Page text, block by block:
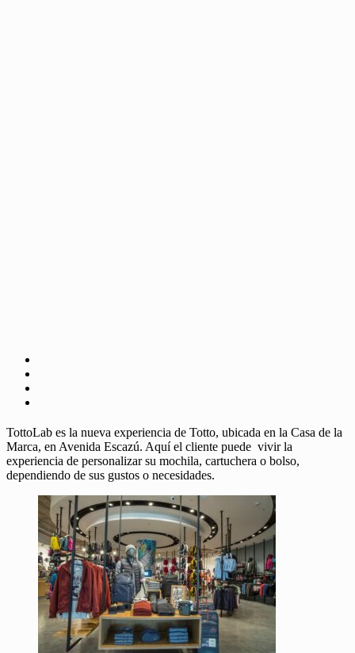
TottoLab es la nueva experiencia de Totto, ubicada en la Casa de la
Marca, en Avenida Escazú. Aquí el cliente puede vivir la
experiencia de personalizar su mochila, cartuchera o bolso,
dependiendo de sus gustos o necesidades.